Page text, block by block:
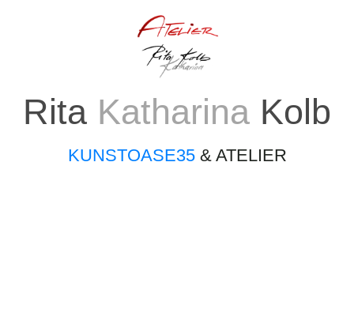
Rita Katharina Kolb
KUNSTOASE35& ATELIER